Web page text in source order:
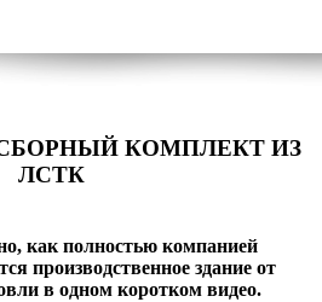
КОМПЛЕКТ ИЗ
ЛСТК
как полностью компанией
производственное здание от
в одном коротком видео.